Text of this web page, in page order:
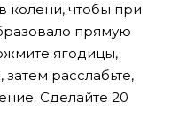
колени, чтобы при
прямую
ягодицы,
расслабьте,
Сделайте 20